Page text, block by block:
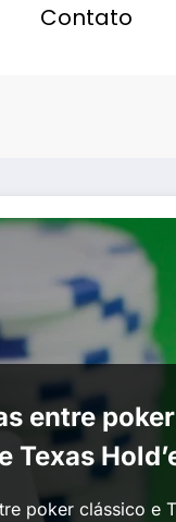
Contato
entre poker
Texas
poker clássico e